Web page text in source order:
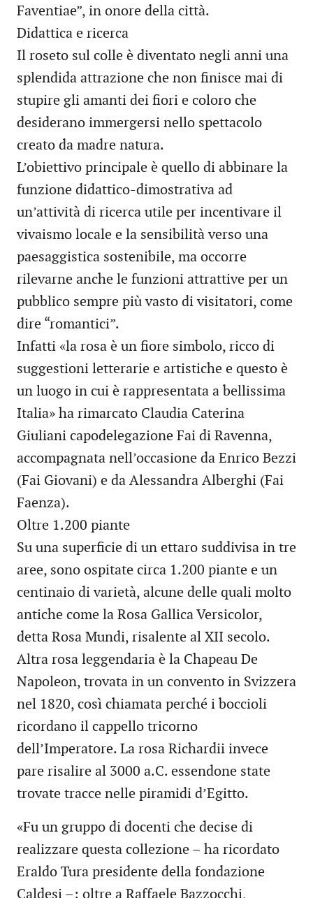
Faventiae”, in onore della città.
Didattica e ricerca
Il roseto sul colle è diventato negli anni una
splendida attrazione che non finisce mai di
stupire gli amanti dei fiori e coloro che
desiderano immergersi nello spettacolo
creato da madre natura.
L’obiettivo principale è quello di abbinare la
funzione didattico-dimostrativa ad
un’attività di ricerca utile per incentivare il
vivaismo locale e la sensibilità verso una
paesaggistica sostenibile, ma occorre
rilevarne anche le funzioni attrattive per un
pubblico sempre più vasto di visitatori, come
dire “romantici”.
Infatti «la rosa è un fiore simbolo, ricco di
suggestioni letterarie e artistiche e questo è
un luogo in cui è rappresentata a bellissima
Italia» ha rimarcato Claudia Caterina
Giuliani capodelegazione Fai di Ravenna,
accompagnata nell’occasione da Enrico Bezzi
(Fai Giovani) e da Alessandra Alberghi (Fai
Faenza).
Oltre 1.200 piante
Su una superficie di un ettaro suddivisa in tre
aree, sono ospitate circa 1.200 piante e un
centinaio di varietà, alcune delle quali molto
antiche come la Rosa Gallica Versicolor,
detta Rosa Mundi, risalente al XII secolo.
Altra rosa leggendaria è la Chapeau De
Napoleon, trovata in un convento in Svizzera
nel 1820, così chiamata perché i boccioli
ricordano il cappello tricorno
dell’Imperatore. La rosa Richardii invece
pare risalire al 3000 a.C. essendone state
trovate tracce nelle piramidi d’Egitto.
«Fu un gruppo di docenti che decise di
realizzare questa collezione – ha ricordato
Eraldo Tura presidente della fondazione